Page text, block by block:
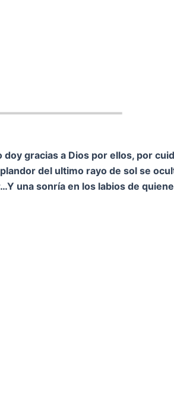
gracias a Dios por ellos, por
del ultimo rayo de sol se
Y una sonría en los labios de